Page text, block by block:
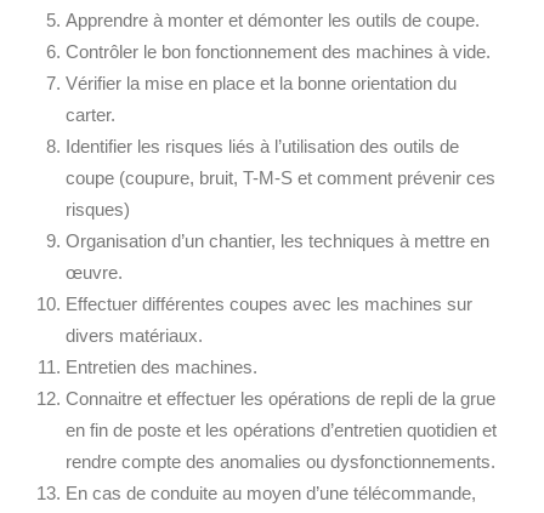
Apprendre à monter et démonter les outils de coupe.
Contrôler le bon fonctionnement des machines à vide.
Vérifier la mise en place et la bonne orientation du
carter.
Identifier les risques liés à l’utilisation des outils de
coupe (coupure, bruit, T-M-S et comment prévenir ces
risques)
Organisation d’un chantier, les techniques à mettre en
œuvre.
Effectuer différentes coupes avec les machines sur
divers matériaux.
Entretien des machines.
Connaitre et effectuer les opérations de repli de la grue
en fin de poste et les opérations d’entretien quotidien et
rendre compte des anomalies ou dysfonctionnements.
En cas de conduite au moyen d’une télécommande,